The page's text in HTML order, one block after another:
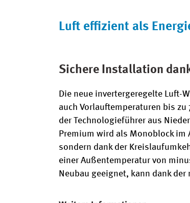
Luft effizient als
Sichere Installation
Die neue invertergeregelte Luft-
auch Vorlauftemperaturen bis
der Technologieführer aus
Premium wird als Monoblock
sondern dank der
einer Außentemperatur von
Neubau geeignet, kann dank